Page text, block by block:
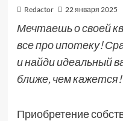
Redactor 22 января 2025
Мечтаешь о своей
все про ипотеку!
и найди идеальный
ближе, чем
Приобретение